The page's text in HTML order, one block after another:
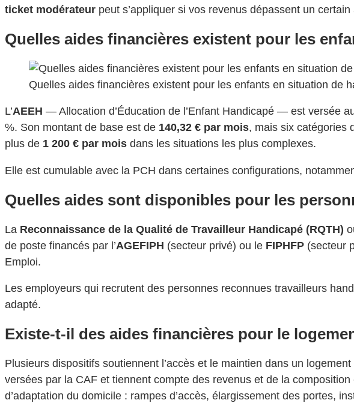
ticket modérateur peut s’appliquer si vos revenus dépassent un certain
Quelles aides financières existent pour les
Quelles aides financières existent pour les enfants en situation de
L’AEEH — Allocation d’Éducation de l’Enfant Handicapé — est versée
%. Son montant de base est de 140,32 € par mois, mais six catégories
plus de 1 200 € par mois dans les situations les plus complexes.
Elle est cumulable avec la PCH dans certaines configurations,
Quelles aides sont disponibles pour les
La Reconnaissance de la Qualité de Travailleur Handicapé (RQTH)
de poste financés par l’AGEFIPH (secteur privé) ou le FIPHFP (secteur
Emploi.
Les employeurs qui recrutent des personnes reconnues travailleurs
adapté.
Existe-t-il des aides financières pour le
Plusieurs dispositifs soutiennent l’accès et le maintien dans un
versées par la CAF et tiennent compte des revenus et de la composition
d’adaptation du domicile : rampes d’accès, élargissement des portes,